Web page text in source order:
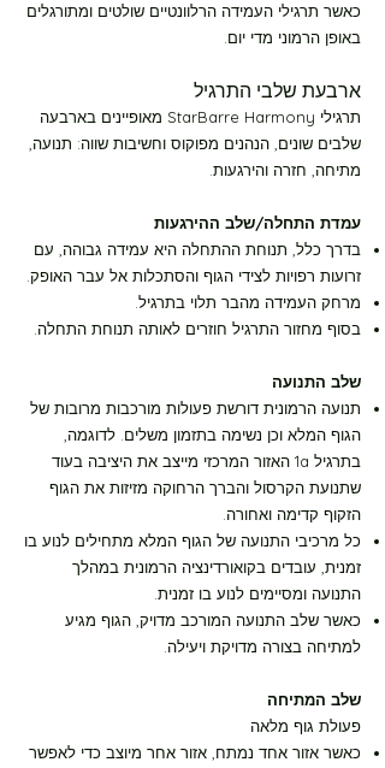
רמה-3 10 דקות
רמה-3 30 דקות
רמה-4 10 דקות
רמה-4 30 דקות
רמה-5 10 דקות
רמה-5 30 דקות
רצף תרגילי המזרן
סרטון 30 דקות G1
המסגרת המדעית
עקרונות התרגול
על שיקום
כאשר תרגילי העמידה הרלוונטיים שולטים ומתורגלים
באופן הרמוני מדי יום.
ארבעת שלבי התרגיל
תרגילי StarBarre Harmony מאופיינים בארבעה
שלבים שונים, הנהנים מפוקוס וחשיבות שווה: תנועה,
מתיחה, חזרה והירגעות.
עמדת התחלה/שלב ההירגעות
בדרך כלל, תנוחת ההתחלה היא עמידה גבוהה, עם
זרועות רפויות לצידי הגוף והסתכלות אל עבר האופק.
מרחק העמידה מהבר תלוי בתרגיל.
בסוף מחזור התרגיל חוזרים לאותה תנוחת התחלה.
שלב התנועה
תנועה הרמונית דורשת פעולות מורכבות מרובות של
הגוף המלא וכן נשימה בתזמון משלים. לדוגמה,
בתרגיל 1a האזור המרכזי מייצב את היציבה בעוד
שתנועת הקרסול והברך הרחוקה מזיזות את הגוף
הזקוף קדימה ואחורה.
כל מרכיבי התנועה של הגוף המלא מתחילים לנוע בו
זמנית, עובדים בקואורדינציה הרמונית במהלך
התנועה ומסיימים לנוע בו זמנית.
כאשר שלב התנועה המורכב מדויק, הגוף מגיע
למתיחה בצורה מדויקת ויעילה.
שלב המתיחה
פעולת גוף מלאה
כאשר אזור אחד נמתח, אזור אחר מיוצב כדי לאפשר